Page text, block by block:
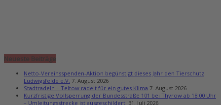
Neueste Beiträge
Netto-Vereinsspenden-Aktion begünstigt dieses Jahr den Tierschutz
Ludwigsfelde e.V. 7. August 2026
Stadtradeln – Teltow radelt für ein gutes Klima 7. August 2026
Kurzfristige Vollsperrung der Bundesstraße 101 bei Thyrow ab 18:00 Uhr
– Umleitungsstrecke ist ausgeschildert 31. Juli 2026